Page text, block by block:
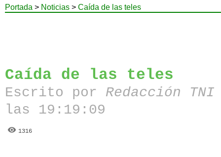
Portada > Noticias > Caída de las teles
Caída de las teles
Escrito por Redacción
las 19:19:09
1316